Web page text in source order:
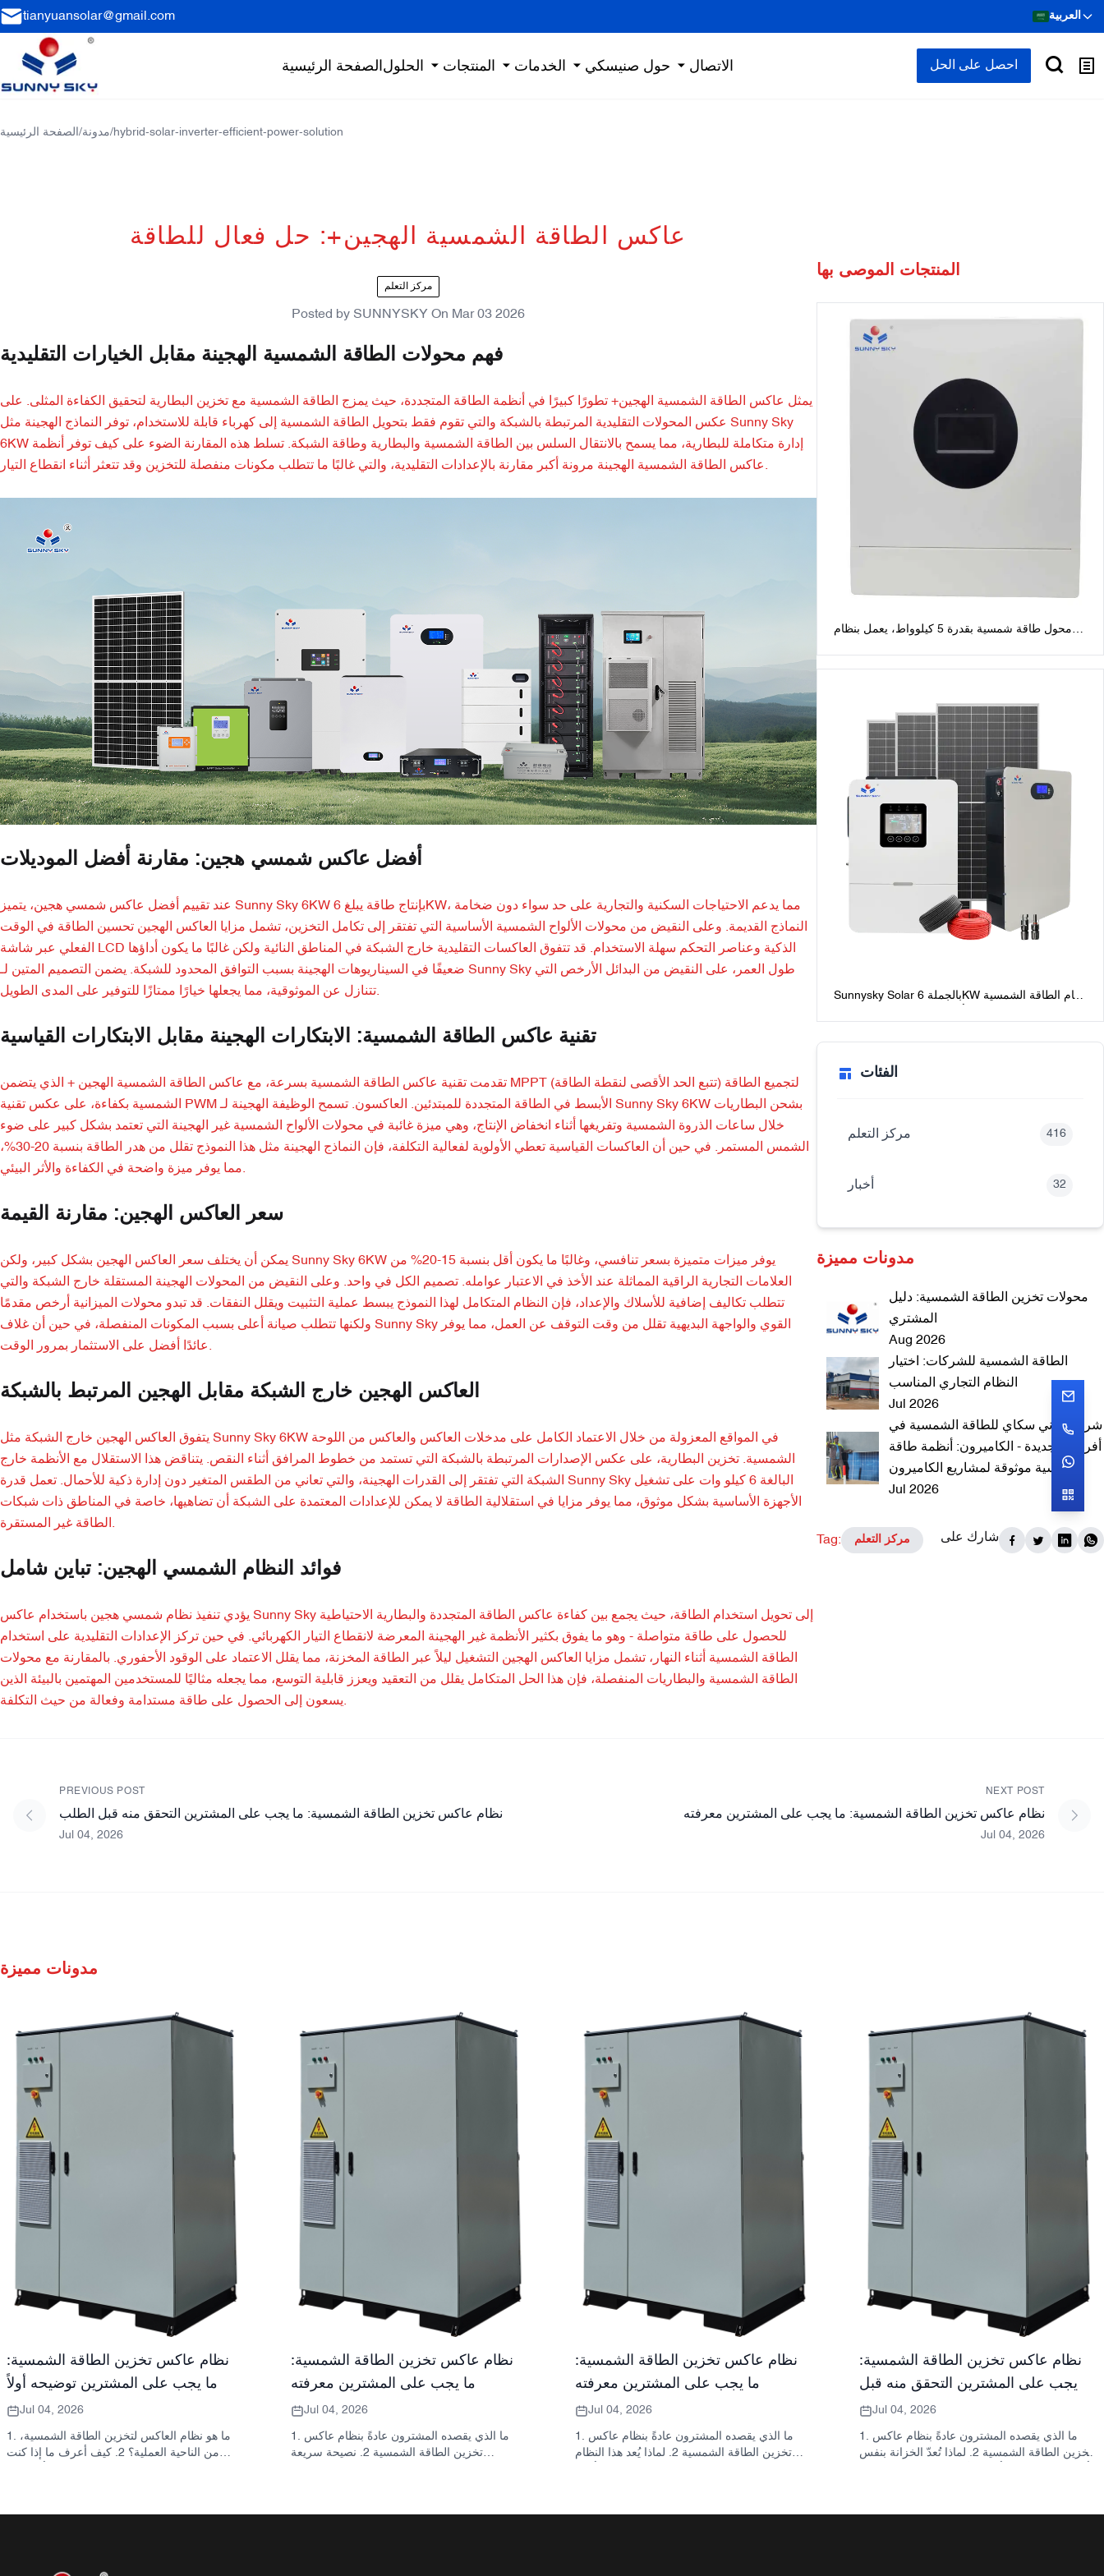
tianyuansolar@gmail.com العربية
الصفحة الرئيسية الحلول المنتجات الخدمات حول صنيسكي الاتصال احصل على الحل
الصفحة الرئيسية /مدونة/hybrid-solar-inverter-efficient-power-solution
عاكس الطاقة الشمسية الهجين+: حل فعال للطاقة
مركز التعلم
Posted by SUNNYSKY On Mar 03 2026
فهم محولات الطاقة الشمسية الهجينة مقابل الخيارات التقليدية
يمثل عاكس الطاقة الشمسية الهجين+ تطورًا كبيرًا في أنظمة الطاقة المتجددة، حيث يمزج الطاقة الشمسية مع تخزين البطارية لتحقيق الكفاءة المثلى. على
عكس المحولات التقليدية المرتبطة بالشبكة والتي تقوم فقط بتحويل الطاقة الشمسية إلى كهرباء قابلة للاستخدام، توفر النماذج الهجينة مثل Sunny Sky
6KW إدارة متكاملة للبطارية، مما يسمح بالانتقال السلس بين الطاقة الشمسية والبطارية وطاقة الشبكة. تسلط هذه المقارنة الضوء على كيف توفر أنظمة
عاكس الطاقة الشمسية الهجينة مرونة أكبر مقارنة بالإعدادات التقليدية، والتي غالبًا ما تتطلب مكونات منفصلة للتخزين وقد تتعثر أثناء انقطاع التيار.
أفضل عاكس شمسي هجين: مقارنة أفضل الموديلات
عند تقييم أفضل عاكس شمسي هجين، يتميز Sunny Sky 6KW بإنتاج طاقة يبلغ 6KW، مما يدعم الاحتياجات السكنية والتجارية على حد سواء دون ضخامة
النماذج القديمة. وعلى النقيض من محولات الألواح الشمسية الأساسية التي تفتقر إلى تكامل التخزين، تشمل مزايا العاكس الهجين تحسين الطاقة في الوقت
الفعلي عبر شاشة LCD الذكية وعناصر التحكم سهلة الاستخدام. قد تتفوق العاكسات التقليدية خارج الشبكة في المناطق النائية ولكن غالبًا ما يكون أداؤها
ضعيفًا في السيناريوهات الهجينة بسبب التوافق المحدود للشبكة. يضمن التصميم المتين لـ Sunny Sky طول العمر، على النقيض من البدائل الأرخص التي
تتنازل عن الموثوقية، مما يجعلها خيارًا ممتازًا للتوفير على المدى الطويل.
تقنية عاكس الطاقة الشمسية: الابتكارات الهجينة مقابل الابتكارات القياسية
تقدمت تقنية عاكس الطاقة الشمسية بسرعة، مع عاكس الطاقة الشمسية الهجين + الذي يتضمن MPPT (تتبع الحد الأقصى لنقطة الطاقة) لتجميع الطاقة
الشمسية بكفاءة، على عكس تقنية PWM الأبسط في الطاقة المتجددة للمبتدئين. العاكسون. تسمح الوظيفة الهجينة لـ Sunny Sky 6KW بشحن البطاريات
خلال ساعات الذروة الشمسية وتفريغها أثناء انخفاض الإنتاج، وهي ميزة غائبة في محولات الألواح الشمسية غير الهجينة التي تعتمد بشكل كبير على ضوء
الشمس المستمر. في حين أن العاكسات القياسية تعطي الأولوية لفعالية التكلفة، فإن النماذج الهجينة مثل هذا النموذج تقلل من هدر الطاقة بنسبة 20-30%،
مما يوفر ميزة واضحة في الكفاءة والأثر البيئي.
سعر العاكس الهجين: مقارنة القيمة
يمكن أن يختلف سعر العاكس الهجين بشكل كبير، ولكن Sunny Sky 6KW يوفر ميزات متميزة بسعر تنافسي، وغالبًا ما يكون أقل بنسبة 15-20% من
العلامات التجارية الراقية المماثلة عند الأخذ في الاعتبار عوامله. تصميم الكل في واحد. وعلى النقيض من المحولات الهجينة المستقلة خارج الشبكة والتي
تتطلب تكاليف إضافية للأسلاك والإعداد، فإن النظام المتكامل لهذا النموذج يبسط عملية التثبيت ويقلل النفقات. قد تبدو محولات الميزانية أرخص مقدمًا
ولكنها تتطلب صيانة أعلى بسبب المكونات المنفصلة، في حين أن غلاف Sunny Sky القوي والواجهة البديهية تقلل من وقت التوقف عن العمل، مما يوفر
عائدًا أفضل على الاستثمار بمرور الوقت.
العاكس الهجين خارج الشبكة مقابل الهجين المرتبط بالشبكة
يتفوق العاكس الهجين خارج الشبكة مثل Sunny Sky 6KW في المواقع المعزولة من خلال الاعتماد الكامل على مدخلات العاكس والعاكس من اللوحة
الشمسية. تخزين البطارية، على عكس الإصدارات المرتبطة بالشبكة التي تستمد من خطوط المرافق أثناء النقص. يتناقض هذا الاستقلال مع الأنظمة خارج
الشبكة التي تفتقر إلى القدرات الهجينة، والتي تعاني من الطقس المتغير دون إدارة ذكية للأحمال. تعمل قدرة Sunny Sky البالغة 6 كيلو وات على تشغيل
الأجهزة الأساسية بشكل موثوق، مما يوفر مزايا في استقلالية الطاقة لا يمكن للإعدادات المعتمدة على الشبكة أن تضاهيها، خاصة في المناطق ذات شبكات
الطاقة غير المستقرة.
فوائد النظام الشمسي الهجين: تباين شامل
يؤدي تنفيذ نظام شمسي هجين باستخدام عاكس Sunny Sky إلى تحويل استخدام الطاقة، حيث يجمع بين كفاءة عاكس الطاقة المتجددة والبطارية الاحتياطية
للحصول على طاقة متواصلة - وهو ما يفوق بكثير الأنظمة غير الهجينة المعرضة لانقطاع التيار الكهربائي. في حين تركز الإعدادات التقليدية على استخدام
الطاقة الشمسية أثناء النهار، تشمل مزايا العاكس الهجين التشغيل ليلاً عبر الطاقة المخزنة، مما يقلل الاعتماد على الوقود الأحفوري. بالمقارنة مع محولات
الطاقة الشمسية والبطاريات المنفصلة، ​​فإن هذا الحل المتكامل يقلل من التعقيد ويعزز قابلية التوسع، مما يجعله مثاليًا للمستخدمين المهتمين بالبيئة الذين
يسعون إلى الحصول على طاقة مستدامة وفعالة من حيث التكلفة.
المنتجات الموصى بها
محول طاقة شمسية بقدرة 5 كيلوواط، يعمل بنظام
Sunnysky Solar بالجملة 6KW نظام الطاقة الشمسية
الفئات
مركز التعلم 416
أخبار 32
مدونات مميزة
محولات تخزين الطاقة الشمسية: دليل
المشتري
Aug 2026
الطاقة الشمسية للشركات: اختيار
النظام التجاري المناسب
Jul 2026
شركة ساني سكاي للطاقة الشمسية في
أفريقيا الجديدة - الكاميرون: أنظمة طاقة
شمسية موثوقة لمشاريع الكاميرون
Jul 2026
Tag: مركز التعلم شارك على
PREVIOUS POST
نظام عاكس تخزين الطاقة الشمسية: ما يجب على المشترين التحقق منه قبل الطلب
Jul 04, 2026
NEXT POST
نظام عاكس تخزين الطاقة الشمسية: ما يجب على المشترين معرفته
Jul 04, 2026
مدونات مميزة
نظام عاكس تخزين الطاقة الشمسية:
ما يجب على المشترين توضيحه أولاً
Jul 04, 2026
1. ما هو نظام العاكس لتخزين الطاقة الشمسية،
من الناحية العملية؟ 2. كيف أعرف ما إذا كنت
نظام عاكس تخزين الطاقة الشمسية:
ما يجب على المشترين معرفته
Jul 04, 2026
1. ما الذي يقصده المشترون عادةً بنظام عاكس
تخزين الطاقة الشمسية 2. نصيحة سريعة
نظام عاكس تخزين الطاقة الشمسية:
ما يجب على المشترين معرفته
Jul 04, 2026
1. ما الذي يقصده المشترون عادةً بنظام عاكس
تخزين الطاقة الشمسية 2. لماذا يُعد هذا النظام
نظام عاكس تخزين الطاقة الشمسية:
ما يجب على المشترين التحقق منه قبل
الطلب
Jul 04, 2026
1. ما الذي يقصده المشترون عادةً بنظام عاكس
تخزين الطاقة الشمسية 2. لماذا تُعدّ الخزانة بنفس